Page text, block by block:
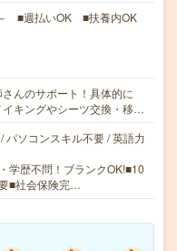
■週払いOK ■扶養内OK
んのサポート！具体的に
キングやシーツ交換・移…
パソコンスキル不要 / 英語力
学歴不問！ブランクOK!■10
■社会保険完…